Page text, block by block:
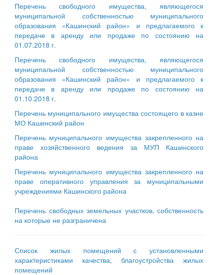
Перечень свободного имущества, являющегося
муниципальной собственностью муниципального
образования «Кашинский район» и предлагаемого к
передаче в аренду или продаже по состоянию на
01.07.2018 г.
Перечень свободного имущества, являющегося
муниципальной собственностью муниципального
образования «Кашинский район» и предлагаемого к
передаче в аренду или продаже по состоянию на
01.10.2018 г.
Перечень муниципального имущества состоящего в казне
МО Кашинский район
Перечень муниципального имущества закрепленного на
праве хозяйственного ведения за МУП Кашинского
района
Перечень муниципального имущества закрепленного на
праве оперативного управления за муниципальными
учреждениями Кашинского района
Перечень свободных земельных участков, собственность
на которые не разграничена
Список жилых помещений с установленными
характеристиками качества, благоустройства жилых
помещений